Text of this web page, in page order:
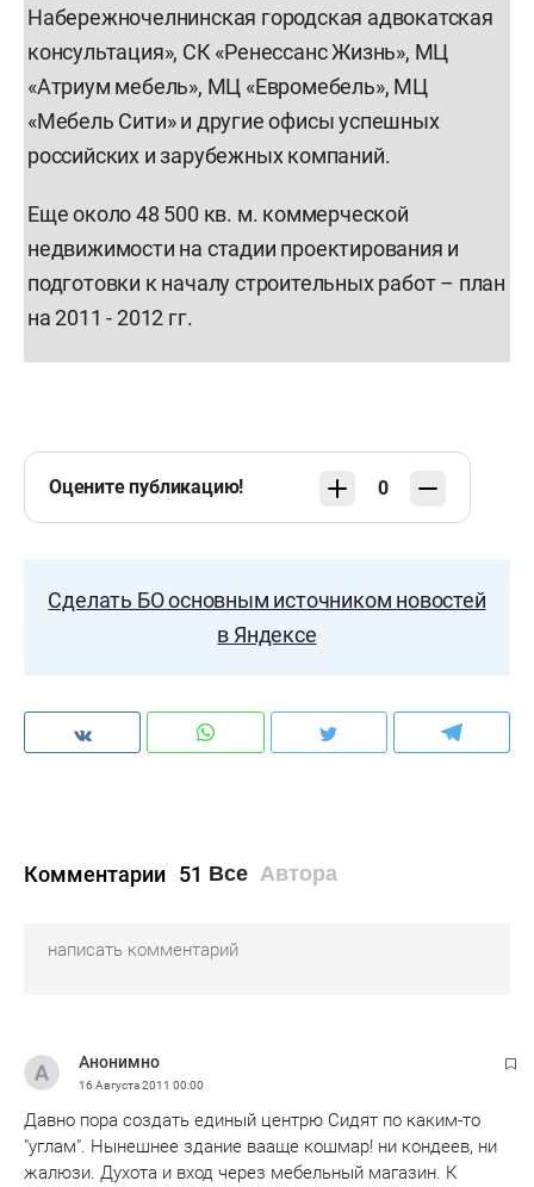
Набережночелнинская городская адвокатская
консультация», СК «Ренессанс Жизнь», МЦ
«Атриум мебель», МЦ «Евромебель», МЦ
«Мебель Сити» и другие офисы успешных
российских и зарубежных компаний.
Еще около 48 500 кв. м. коммерческой
недвижимости на стадии проектирования и
подготовки к началу строительных работ – план
на 2011 - 2012 гг.
Оцените публикацию! 0
Сделать БО основным источником новостей
в Яндексе
Комментарии 51 Все Автора
Анонимно
16 Августа 2011 00:00
Давно пора создать единый центрю Сидят по каким-то
"углам". Нынешнее здание вааще кошмар! ни кондеев, ни
жалюзи. Духота и вход через мебельный магазин. К